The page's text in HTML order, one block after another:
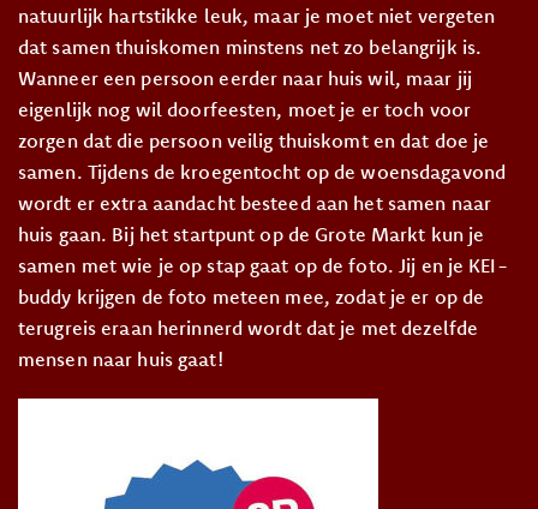
natuurlijk hartstikke leuk, maar je moet niet vergeten
dat samen thuiskomen minstens net zo belangrijk is.
Wanneer een persoon eerder naar huis wil, maar jij
eigenlijk nog wil doorfeesten, moet je er toch voor
zorgen dat die persoon veilig thuiskomt en dat doe je
samen. Tijdens de kroegentocht op de woensdagavond
wordt er extra aandacht besteed aan het samen naar
huis gaan. Bij het startpunt op de Grote Markt kun je
samen met wie je op stap gaat op de foto. Jij en je KEI-
buddy krijgen de foto meteen mee, zodat je er op de
terugreis eraan herinnerd wordt dat je met dezelfde
mensen naar huis gaat!